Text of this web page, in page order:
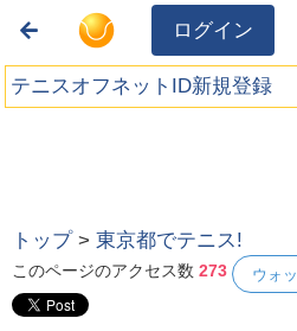
ログイン
テニスオフネットID新規登録
トップ >東京都でテニス!
このページのアクセス数273 ウォ